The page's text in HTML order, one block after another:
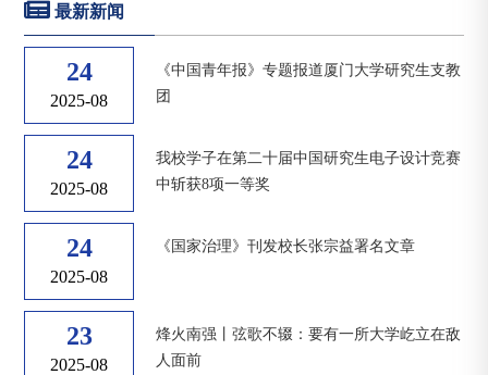
最新新闻
24
2025-08
《中国青年报》专题报道厦门大学研究生支教
团
24
2025-08
我校学子在第二十届中国研究生电子设计竞赛
中斩获8项一等奖
24
2025-08
《国家治理》刊发校长张宗益署名文章
23
2025-08
烽火南强丨弦歌不辍：要有一所大学屹立在敌
人面前